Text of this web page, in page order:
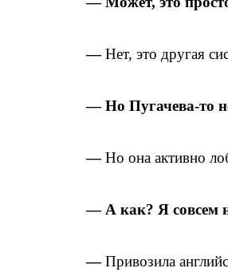
—Нет, это другая
— Но Пугачева-то
—Но она активно
— А как? Я совсем
—Привозила